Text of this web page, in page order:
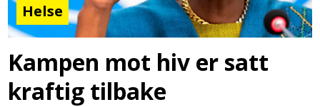
Helse
Kampen mot hiv er satt
kraftig tilbake